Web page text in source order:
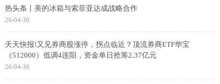
热头条丨美的冰箱与索菲亚达成战略合作
26-04-30
天天快报!又见券商股涨停，拐点临近？顶流券商ETF华宝
（512000）低调4连阳，资金单日抢筹2.37亿元
26-04-30